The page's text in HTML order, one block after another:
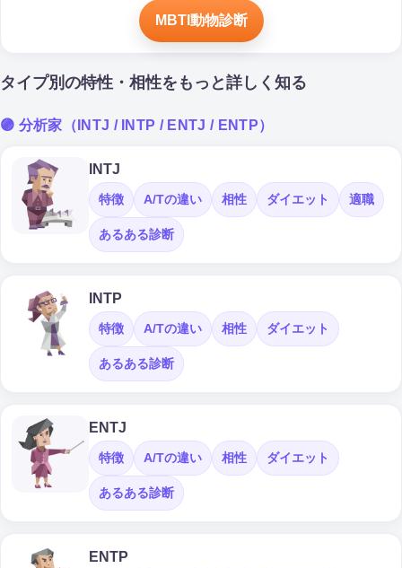
MBTI動物診断
タイプ別の特性・相性をもっと詳しく知る
🟣 分析家（INTJ / INTP / ENTJ / ENTP）
INTJ
特徴 A/Tの違い 相性 ダイエット 適職
あるある診断
INTP
特徴 A/Tの違い 相性 ダイエット
あるある診断
ENTJ
特徴 A/Tの違い 相性 ダイエット
あるある診断
ENTP